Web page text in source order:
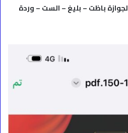
باظت – بليغ – الست – وردة